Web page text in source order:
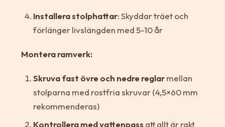
Installera stolphattar: Skyddar träet och
förlänger livslängden med 5-10 år
Montera ramverk:
Skruva fast övre och nedre reglarmellan
stolparna med rostfria skruvar (4,5×60 mm
rekommenderas)
Kontrollera med vattenpass att allt är rakt